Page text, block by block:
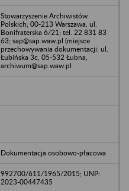
Stowarzyszenie Archiwistów
Polskich; 00-213 Warszawa, ul.
Bonifraterska 6/21; tel. 22 831 83
63; sap@sap.waw.pl (miejsce
przechowywania dokumentacji: ul.
Łubińska 3c, 05-532 Łubna,
archiwum@sap.waw.pl
Dokumentacja osobowo-płacowa
992700/611/1965/2015; UNP:
2023-00447435